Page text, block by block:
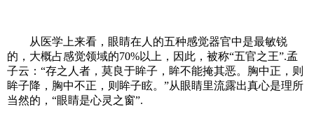
从医学上来看，眼睛在人的五种感觉器官中是最敏锐
的，大概占感觉领域的70%以上，因此，被称“五官之王”.孟
子云：“存之人者，莫良于眸子，眸不能掩其恶。胸中正，则
眸子降，胸中不正，则眸子眩。”从眼睛里流露出真心是理所
当然的，“眼睛是心灵之窗”.